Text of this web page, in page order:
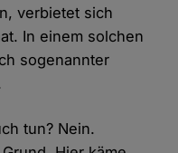
verbietet sich
In einem solchen
sogenannter
tun? Nein.